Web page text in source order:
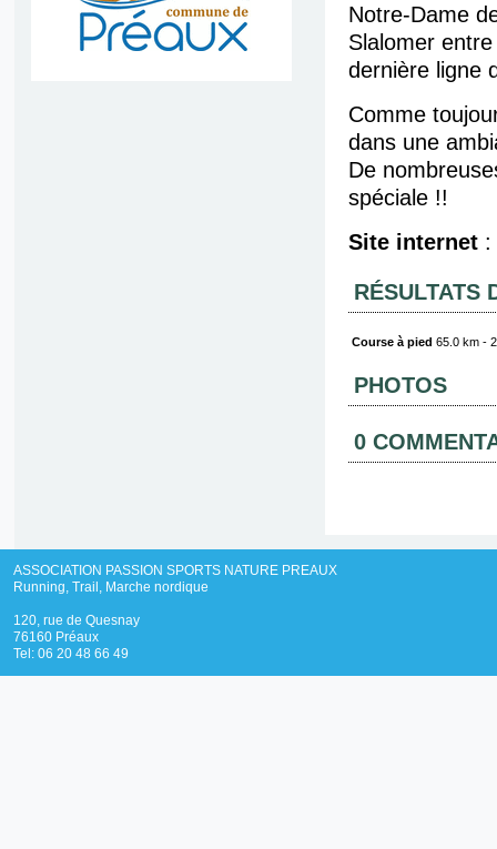
Notre-Dame
Slalomer
dernière ligne
Comme
dans une
De
spéciale !!
Site internet:
RÉSULTATS
Course à pied 65.0 km -
PHOTOS
0
ASSOCIATION PASSION SPORTS NATURE PREAUX
Running, Trail, Marche nordique
120, rue de Quesnay
76160 Préaux
Tel: 06 20 48 66 49